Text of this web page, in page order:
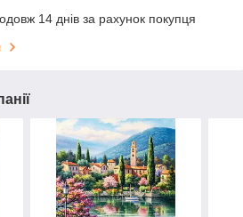
14 днів за рахунок покупця